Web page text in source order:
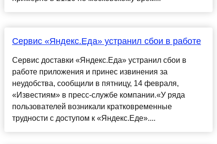
Сервис «Яндекс.Еда» устранил сбои в работе
Сервис доставки «Яндекс.Еда» устранил сбои в
работе приложения и принес извинения за
неудобства, сообщили в пятницу, 14 февраля,
«Известиям» в пресс-службе компании.«У ряда
пользователей возникали кратковременные
трудности с доступом к «Яндекс.Еде»....